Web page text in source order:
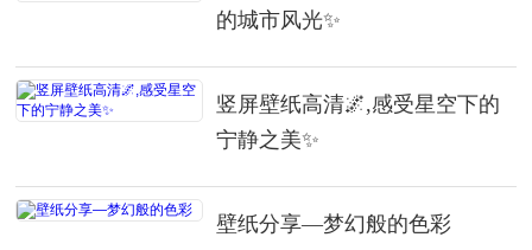
的城市风光✨
竖屏壁纸高清🌌,感受星空下的
宁静之美✨
壁纸分享—梦幻般的色彩